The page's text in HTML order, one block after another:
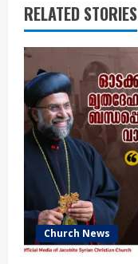
R
e
a
d
n
g
RELATED STORIES
Church News